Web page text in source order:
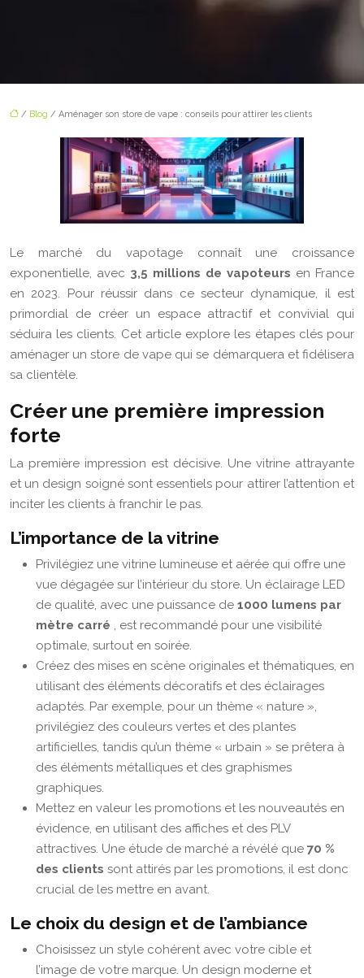
/ Blog / Aménager son store de vape : conseils pour attirer les clients
Le marché du vapotage connaît une croissance
exponentielle, avec 3,5 millions de vapoteurs en France
en 2023. Pour réussir dans ce secteur dynamique, il est
primordial de créer un espace attractif et convivial qui
séduira les clients. Cet article explore les étapes clés pour
aménager un store de vape qui se démarquera et fidélisera
sa clientèle.
Créer une première impression
forte
La première impression est décisive. Une vitrine attrayante
et un design soigné sont essentiels pour attirer l’attention et
inciter les clients à franchir le pas.
L’importance de la vitrine
Privilégiez une vitrine lumineuse et aérée qui offre une
vue dégagée sur l’intérieur du store. Un éclairage LED
de qualité, avec une puissance de 1000 lumens par
mètre carré , est recommandé pour une visibilité
optimale, surtout en soirée.
Créez des mises en scène originales et thématiques, en
utilisant des éléments décoratifs et des éclairages
adaptés. Par exemple, pour un thème « nature »,
privilégiez des couleurs vertes et des plantes
artificielles, tandis qu’un thème « urbain » se prêtera à
des éléments métalliques et des graphismes
graphiques.
Mettez en valeur les promotions et les nouveautés en
évidence, en utilisant des affiches et des PLV
attractives. Une étude de marché a révélé que 70 %
des clients sont attirés par les promotions, il est donc
crucial de les mettre en avant.
Le choix du design et de l’ambiance
Choisissez un style cohérent avec votre cible et
l’image de votre marque. Un design moderne et